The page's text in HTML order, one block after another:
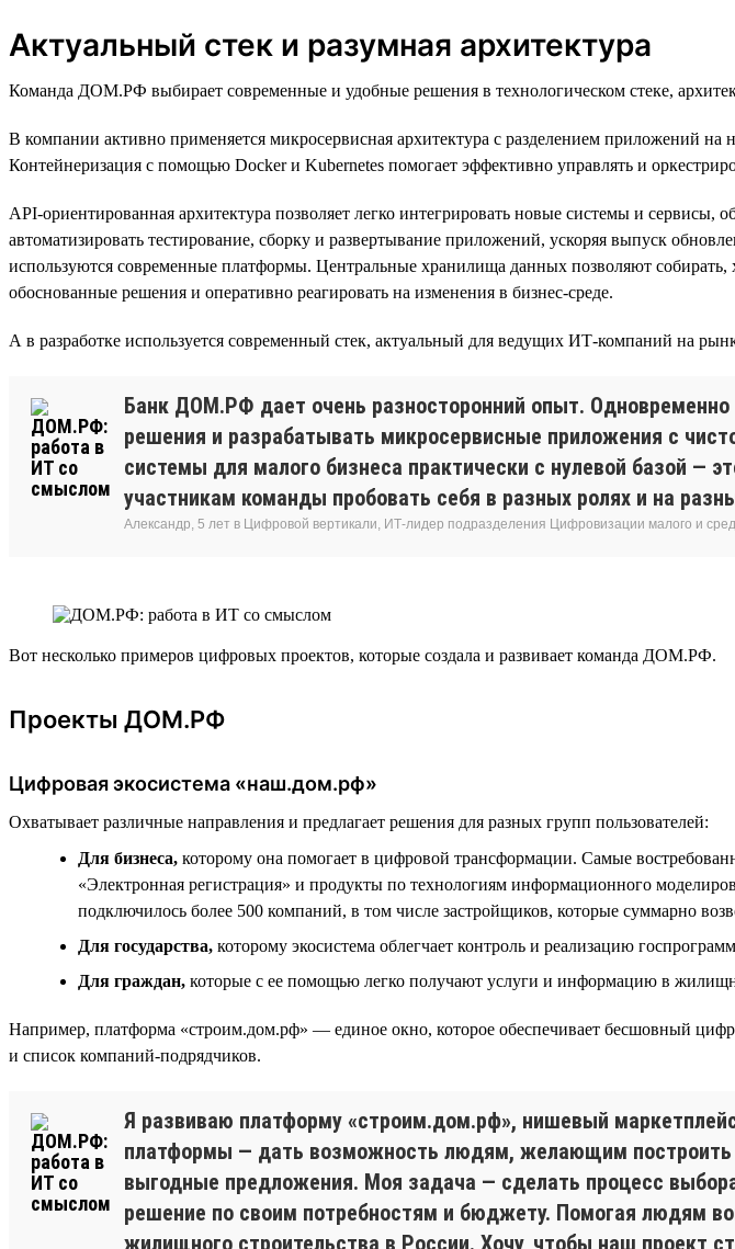
Актуальный стек и разумная архитектура
Команда ДОМ.РФ выбирает современные и удобные решения в технологическом стеке,
В компании активно применяется микросервисная архитектура с разделением приложений
Контейнеризация с помощью Docker и Kubernetes помогает эффективно управлять и
API-ориентированная архитектура позволяет легко интегрировать новые системы и
автоматизировать тестирование, сборку и развертывание приложений, ускоряя выпуск
используются современные платформы. Центральные хранилища данных позволяют
обоснованные решения и оперативно реагировать на изменения в бизнес-среде.
А в разработке используется современный стек, актуальный для ведущих ИТ-компаний на
Банк ДОМ.РФ дает очень разносторонний опыт.
решения и разрабатывать микросервисные приложения с
системы для малого бизнеса практически с нулевой базой —
участникам команды пробовать себя в разных ролях и на
Александр, 5 лет в Цифровой вертикали, ИТ-лидер подразделения Цифровизации малого и
Вот несколько примеров цифровых проектов, которые создала и развивает команда ДОМ.РФ.
Проекты ДОМ.РФ
Цифровая экосистема «наш.дом.рф»
Охватывает различные направления и предлагает решения для разных групп пользователей:
Для бизнеса, которому она помогает в цифровой трансформации. Самые
«Электронная регистрация» и продукты по технологиям информационного
подключилось более 500 компаний, в том числе застройщиков, которые суммарно
Для государства, которому экосистема облегчает контроль и реализацию
Для граждан, которые с ее помощью легко получают услуги и информацию в
Например, платформа «строим.дом.рф» — единое окно, которое обеспечивает бесшовный
и список компаний-подрядчиков.
Я развиваю платформу «строим.дом.рф», нишевый
платформы — дать возможность людям, желающим построить
выгодные предложения. Моя задача — сделать процесс
решение по своим потребностям и бюджету. Помогая людям
жилищного строительства в России. Хочу, чтобы наш проект